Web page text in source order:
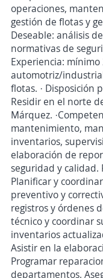
operaciones,
gestión de flotas y
Deseable: análisis
normativas de
Experiencia:
automotriz/
flotas. · Disposición
Residir en el norte
Márquez.
mantenimiento,
inventarios,
elaboración de
seguridad y calidad.
Planificar y
preventivo y
registros y órdenes
técnico y coordinar
inventarios
Asistir en la
Programar
departamentos.